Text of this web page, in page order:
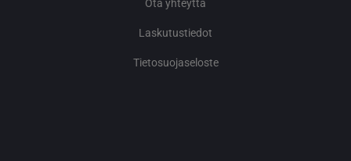
Ota yhteyttä
Laskutustiedot
Tietosuojaseloste